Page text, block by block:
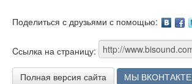
Поделиться с друзьями с помощью:
Cсылка на страницу:
Полная версия сайта МЫ ВКОНТАКТЕ